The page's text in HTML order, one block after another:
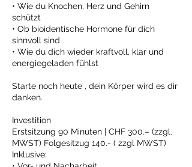
• Wie du Knochen, Herz und Gehirn
schützt
• Ob bioidentische Hormone für dich
sinnvoll sind
• Wie du dich wieder kraftvoll, klar und
energiegeladen fühlst
Starte noch heute , dein Körper wird es dir
danken.
Investition
Erstsitzung 90 Minuten | CHF 300.– (zzgl.
MWST) Folgesitzug 140.- ( zzgl MWST)
Inklusive: